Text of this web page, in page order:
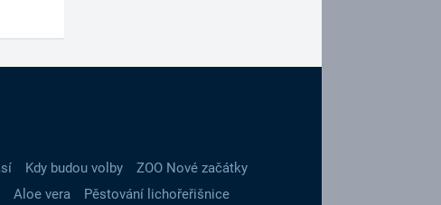
Kdy budou volby
ZOO Nové začátky
Aloe vera Pěstování lichořeřišnice